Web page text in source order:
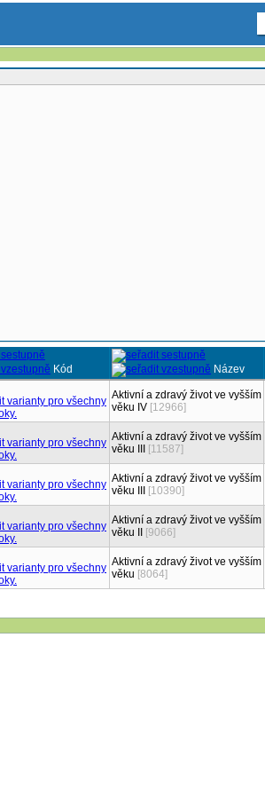
Kód Název
Aktivní a zdravý život ve vyšším
věku IV [12966]
Aktivní a zdravý život ve vyšším
věku III
[11587]
Aktivní a zdravý život ve vyšším
věku III
[10390]
Aktivní a zdravý život ve vyšším
věku II
[9066]
Aktivní a zdravý život ve vyšším
věku [8064]